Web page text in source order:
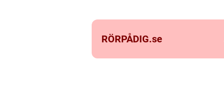
RÖRPÅDIG.se